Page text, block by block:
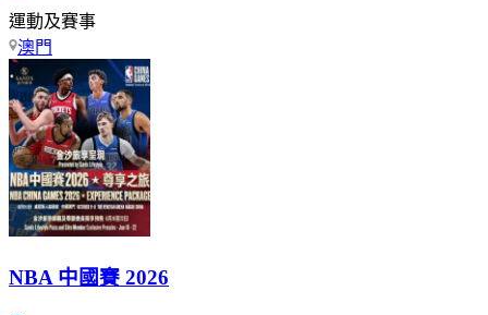
運動及賽事
澳門
NBA 中國賽 2026